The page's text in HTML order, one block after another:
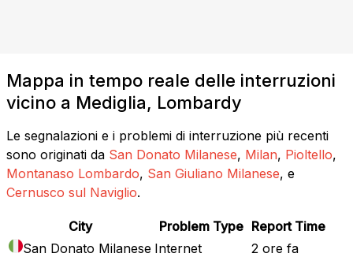
Mappa in tempo reale delle interruzioni
vicino a Mediglia, Lombardy
Le segnalazioni e i problemi di interruzione più recenti
sono originati da San Donato Milanese, Milan, Pioltello,
Montanaso Lombardo, San Giuliano Milanese, e
Cernusco sul Naviglio.
City Problem Type Report Time
San Donato Milanese Internet
2 ore fa